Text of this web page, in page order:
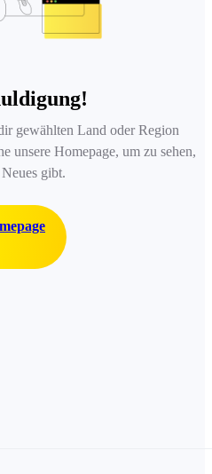
gewählten Land oder Region
unsere Homepage, um zu sehen,
gibt.